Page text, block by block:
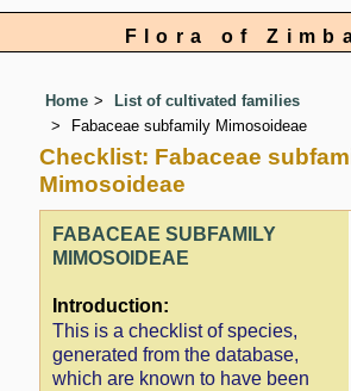
Flora of
Home
List of cultivated families
Fabaceae subfamily Mimosoideae
Checklist: Fabaceae
Mimosoideae
FABACEAE SUBFAMILY
MIMOSOIDEAE
Introduction:
This is a checklist of species,
generated from the database,
which are known to have been